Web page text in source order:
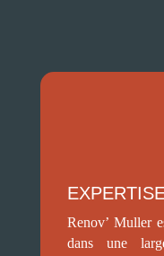
Renov’ Muller
dans une